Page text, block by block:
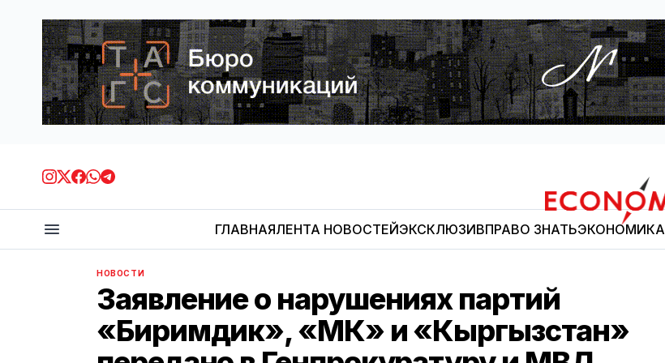
Economist.kg
ГЛАВНАЯЛЕНТА НОВОСТЕЙЭКСКЛЮЗИВПРАВО ЗНАТЬЭКОНОМИКА
НОВОСТИ
Заявление о нарушениях партий
«Биримдик», «МК» и «Кыргызстан»